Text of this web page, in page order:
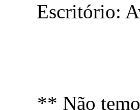
Escritório:
** Não